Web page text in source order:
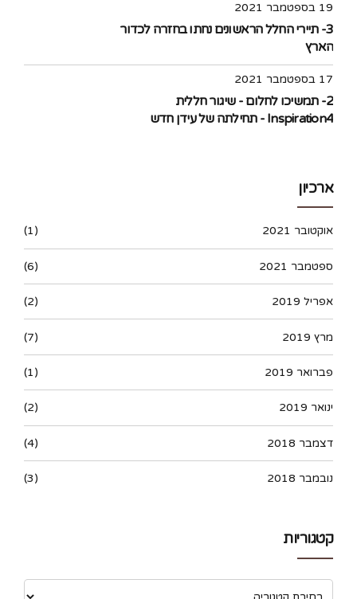
19 בספטמבר 2021
3- תיירי החלל הראשונים נחתו בחזרה לכדור
הארץ
17 בספטמבר 2021
2- תמשיכו לחלום - שיגור חללית
Inspiration4 - תחילתה של עידן חדש
ארכיון
אוקטובר 2021 (1)
ספטמבר 2021 (6)
אפריל 2019 (2)
מרץ 2019 (7)
פברואר 2019 (1)
ינואר 2019 (2)
דצמבר 2018 (4)
נובמבר 2018 (3)
קטגוריות